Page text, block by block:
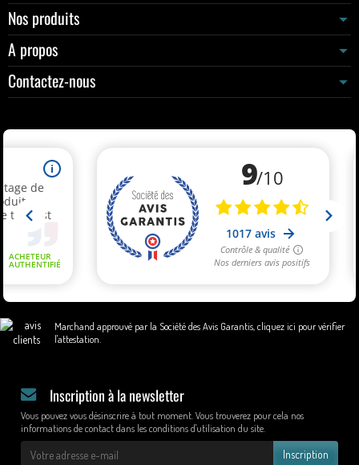
Nos produits
A propos
Contactez-nous
Marchand approuvé par la Société des Avis Garantis, cliquez ici pour vérifier
l'attestation
Inscription à la newsletter
Vous pouvez vous désinscrire à tout moment. Vous trouverez pour cela nos
informations de contact dans les conditions d'utilisation du site.
Inscription